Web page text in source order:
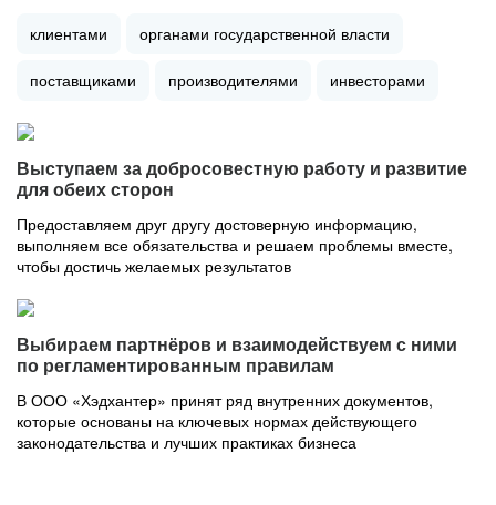
клиентами органами государственной власти
поставщиками производителями инвесторами
Выступаем за добросовестную работу и развитие
для обеих сторон
Предоставляем друг другу достоверную информацию,
выполняем все обязательства и решаем проблемы вместе,
чтобы достичь желаемых результатов
Выбираем партнёров и взаимодействуем с ними
по регламентированным правилам
В ООО «Хэдхантер» принят ряд внутренних документов,
которые основаны на ключевых нормах действующего
законодательства и лучших практиках бизнеса